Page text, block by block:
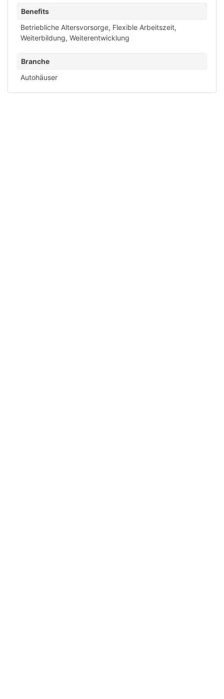
Benefits
Betriebliche Altersvorsorge, Flexible Arbeitszeit,
Weiterbildung, Weiterentwicklung
Branche
Autohäuser